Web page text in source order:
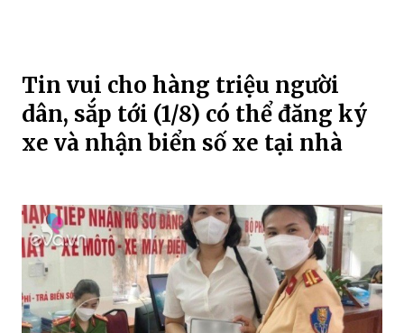
Tin vui cho hàng triệu người
dân, sắp tới (1/8) có thể đăng ký
xe và nhận biển số xe tại nhà